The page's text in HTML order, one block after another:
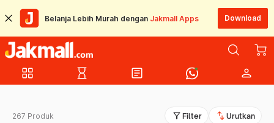
Belanja Lebih Murah dengan Jakmall Apps Download
grid_view hourglass_empty article person
267 Produk filter_alt Filter swap_vert Urutkan